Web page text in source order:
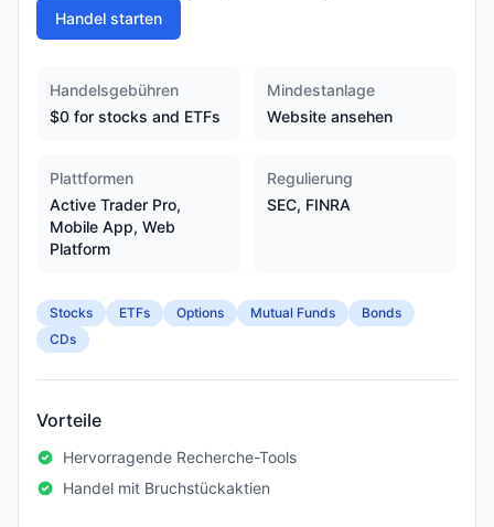
Handel starten
Handelsgebühren
$0 for stocks and ETFs
Mindestanlage
Website ansehen
Plattformen
Active Trader Pro,
Mobile App, Web
Platform
Regulierung
SEC, FINRA
Stocks ETFs Options Mutual Funds
Bonds
CDs
Vorteile
Hervorragende Recherche-Tools
Handel mit Bruchstückaktien